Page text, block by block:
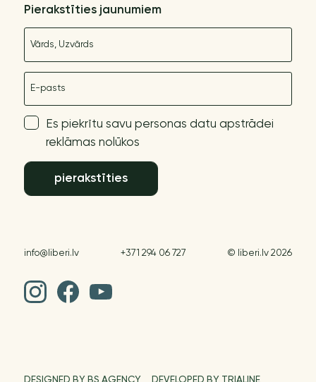
Pierakstīties jaunumiem
Es piekrītu savu personas datu apstrādei
reklāmas nolūkos
pierakstīties
info@liberi.lv +371 294 06 727 © liberi.lv 2026
DESIGNED BY BS AGENCY DEVELOPED BY TRIALINE